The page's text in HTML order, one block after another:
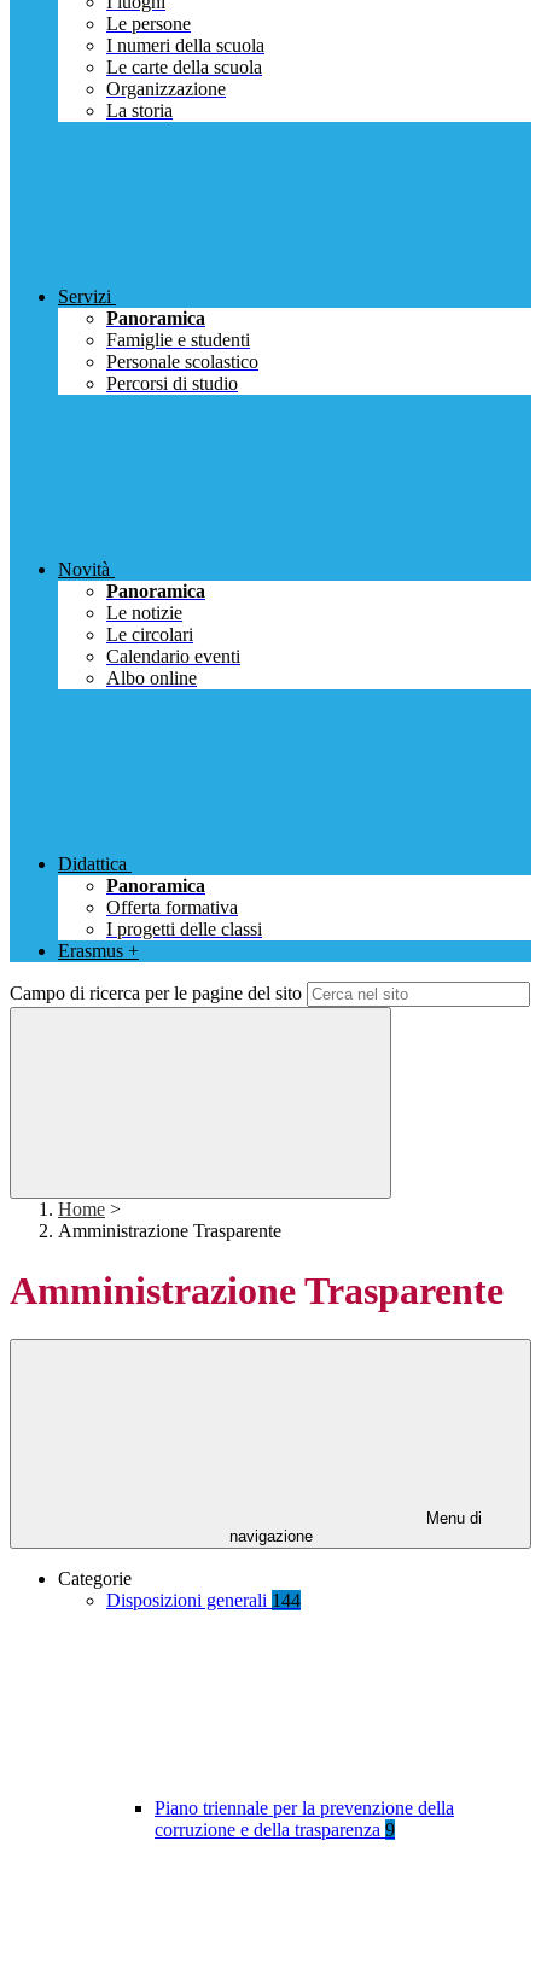
Le persone
I numeri della scuola
Le carte della scuola
Organizzazione
La storia
Servizi
Panoramica
Famiglie e studenti
Personale scolastico
Percorsi di studio
Novità
Panoramica
Le notizie
Le circolari
Calendario eventi
Albo online
Didattica
Panoramica
Offerta formativa
I progetti delle classi
Erasmus +
Campo di ricerca per le pagine del sito
Home >
Amministrazione Trasparente
Amministrazione Trasparente
Menu di
navigazione
Categorie
Disposizioni generali 144
Piano triennale per la prevenzione della
corruzione e della trasparenza 9